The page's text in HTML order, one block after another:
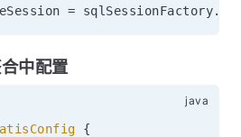
= sqlSessionFactory.
中配置
{